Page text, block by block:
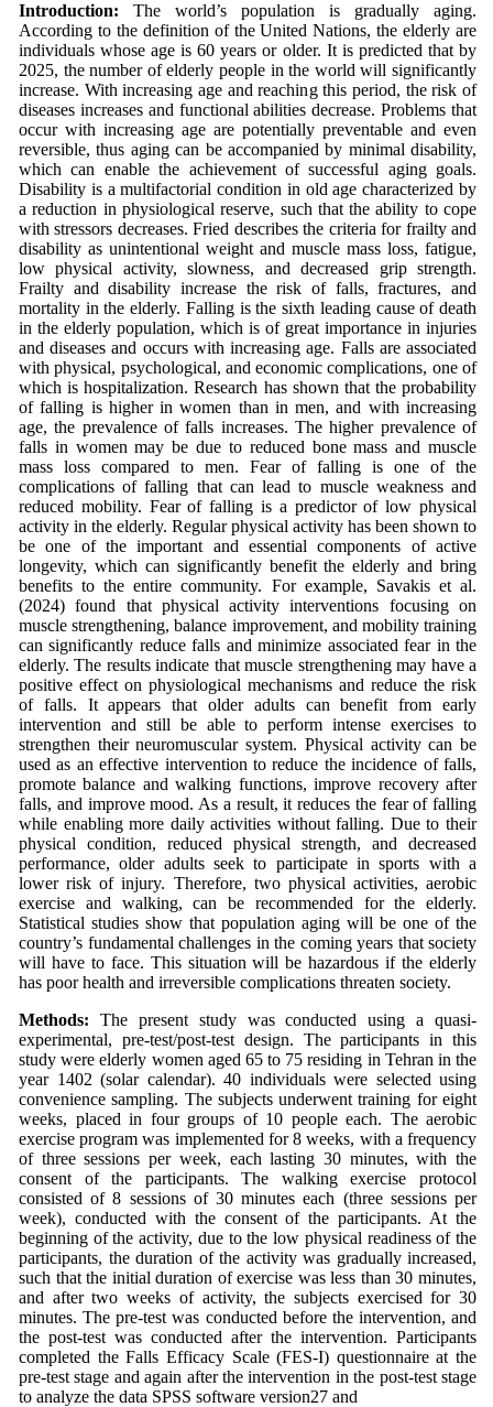
Introduction: The world’s population is gradually aging.
According to the definition of the United Nations, the elderly are
individuals whose age is 60 years or older. It is predicted that by
2025, the number of elderly people in the world will significantly
increase. With increasing age and reaching this period, the risk of
diseases increases and functional abilities decrease. Problems that
occur with increasing age are potentially preventable and even
reversible, thus aging can be accompanied by minimal disability,
which can enable the achievement of successful aging goals.
Disability is a multifactorial condition in old age characterized by
a reduction in physiological reserve, such that the ability to cope
with stressors decreases. Fried describes the criteria for frailty and
disability as unintentional weight and muscle mass loss, fatigue,
low physical activity, slowness, and decreased grip strength.
Frailty and disability increase the risk of falls, fractures, and
mortality in the elderly. Falling is the sixth leading cause of death
in the elderly population, which is of great importance in injuries
and diseases and occurs with increasing age. Falls are associated
with physical, psychological, and economic complications, one of
which is hospitalization. Research has shown that the probability
of falling is higher in women than in men, and with increasing
age, the prevalence of falls increases. The higher prevalence of
falls in women may be due to reduced bone mass and muscle
mass loss compared to men. Fear of falling is one of the
complications of falling that can lead to muscle weakness and
reduced mobility. Fear of falling is a predictor of low physical
activity in the elderly. Regular physical activity has been shown to
be one of the important and essential components of active
longevity, which can significantly benefit the elderly and bring
benefits to the entire community. For example, Savakis et al.
(2024) found that physical activity interventions focusing on
muscle strengthening, balance improvement, and mobility training
can significantly reduce falls and minimize associated fear in the
elderly. The results indicate that muscle strengthening may have a
positive effect on physiological mechanisms and reduce the risk
of falls. It appears that older adults can benefit from early
intervention and still be able to perform intense exercises to
strengthen their neuromuscular system. Physical activity can be
used as an effective intervention to reduce the incidence of falls,
promote balance and walking functions, improve recovery after
falls, and improve mood. As a result, it reduces the fear of falling
while enabling more daily activities without falling. Due to their
physical condition, reduced physical strength, and decreased
performance, older adults seek to participate in sports with a
lower risk of injury. Therefore, two physical activities, aerobic
exercise and walking, can be recommended for the elderly.
Statistical studies show that population aging will be one of the
country’s fundamental challenges in the coming years that society
will have to face. This situation will be hazardous if the elderly
has poor health and irreversible complications threaten society.
Methods: The present study was conducted using a quasi-
experimental, pre-test/post-test design. The participants in this
study were elderly women aged 65 to 75 residing in Tehran in the
year 1402 (solar calendar). 40 individuals were selected using
convenience sampling. The subjects underwent training for eight
weeks, placed in four groups of 10 people each. The aerobic
exercise program was implemented for 8 weeks, with a frequency
of three sessions per week, each lasting 30 minutes, with the
consent of the participants. The walking exercise protocol
consisted of 8 sessions of 30 minutes each (three sessions per
week), conducted with the consent of the participants. At the
beginning of the activity, due to the low physical readiness of the
participants, the duration of the activity was gradually increased,
such that the initial duration of exercise was less than 30 minutes,
and after two weeks of activity, the subjects exercised for 30
minutes. The pre-test was conducted before the intervention, and
the post-test was conducted after the intervention. Participants
completed the Falls Efficacy Scale (FES-I) questionnaire at the
pre-test stage and again after the intervention in the post-test stage
to analyze the data SPSS software version27 and